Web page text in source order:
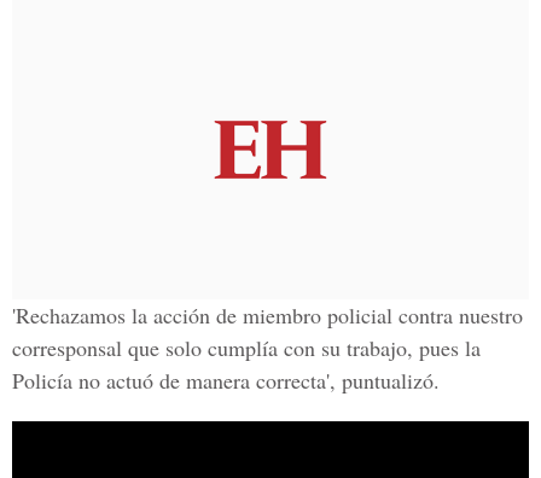
'Rechazamos la acción de miembro policial contra nuestro
corresponsal que solo cumplía con su trabajo, pues la
Policía no actuó de manera correcta', puntualizó.